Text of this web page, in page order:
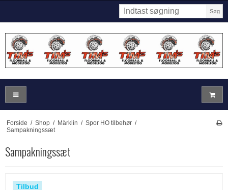
Søg
Forside / Shop / Märklin / Spor HO tilbehør /
Sampakningssæt
Sampakningssæt
Tilbud